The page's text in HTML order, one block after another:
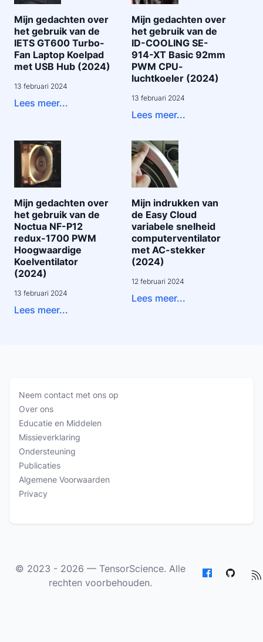
Mijn gedachten over
het gebruik van de
IETS GT600 Turbo-
Fan Laptop Koelpad
met USB Hub (2024)
13 februari 2024
Lees meer...
Mijn gedachten over
het gebruik van de
ID-COOLING SE-
914-XT Basic 92mm
PWM CPU-
luchtkoeler (2024)
13 februari 2024
Lees meer...
Mijn gedachten over
het gebruik van de
Noctua NF-P12
redux-1700 PWM
Hoogwaardige
Koelventilator
(2024)
13 februari 2024
Lees meer...
Mijn indrukken van
de Easy Cloud
variabele snelheid
computerventilator
met AC-stekker
(2024)
12 februari 2024
Lees meer...
Neem contact met ons op
Over ons
Educatie en Middelen
Missieverklaring
Ondersteuning
Publicaties
Algemene Voorwaarden
Privacy
© 2023 - 2026 — TensorScience. Alle
rechten voorbehouden.